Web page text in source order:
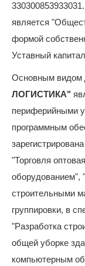
является
формой
Уставный
Основным видом
ЛОГИСТИКА"
периферийными
программным
"Торговля
оборудованием",
строительными
группировки, в
"Разработка
общей уборке
компьютерным